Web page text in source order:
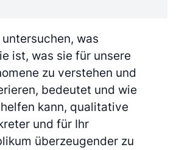
was
ist, was sie für unsere
zu verstehen und
bedeutet und wie
kann, qualitative
und für Ihr
überzeugender zu